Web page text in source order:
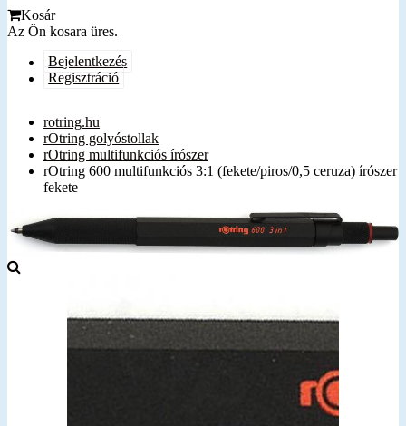
Kosár
Az Ön kosara üres.
Bejelentkezés
Regisztráció
rotring.hu
rOtring golyóstollak
rOtring multifunkciós írószer
rOtring 600 multifunkciós 3:1 (fekete/piros/0,5 ceruza) írószer
fekete